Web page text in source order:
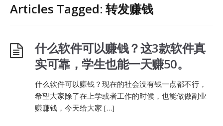
Articles Tagged: 转发赚钱
什么软件可以赚钱？这3款软件真
实可靠，学生也能一天赚50。
什么软件可以赚钱？现在的社会没有钱一点都不行，
希望大家除了在上学或者工作的时候，也能做做副业
赚赚钱，今天给大家 […]